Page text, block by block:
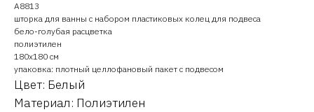
A8813
шторка для ванны с набором пластиковых колец для подвеса
бело-голубая расцветка
полиэтилен
180х180 см
упаковка: плотный целлофановый пакет с подвесом
Цвет: Белый
Материал: Полиэтилен